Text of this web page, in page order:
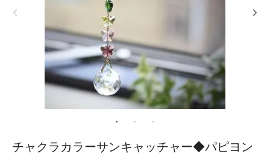
チャクラカラーサンキャッチャー◆パピヨン